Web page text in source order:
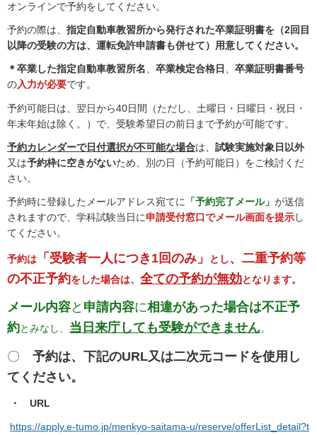
オンラインで予約をしてください。
予約の際は、 指定自動車教習所から発行された卒業証明書を（2回目
以降の受験の方は、運転免許申請書も併せて）用意してください。
＊卒業した指定自動車教習所名、 卒業検定合格日 、 卒業証明書番号
の入力が必要です。
予約可能日は、翌日から40日間（ただし、土曜日・日曜日・祝日・
年末年始は除く。）で、受験希望日の前日まで予約が可能です。
予約カレンダーで日付選択が不可能な場合は、 試験実施対象日以外
又は予約枠に空きがないため、別の日（予約可能日）をご検討くだ
さい。
予約時に登録したメールアドレス宛てに 「予約完了メール」 が送信
されますので、学科試験当日に申請受付窓口でメール画面を提示し
てください。
予約は 「受験者一人につき1回のみ」 とし、二重予約等
の不正予約をした場合は、 全ての予約が無効となります。
メール内容と 申請内容に相違があった場合は不正予
約とみなし、 当日来庁しても受験ができません。
〇 予約は、下記のURL又は二次元コードを使用し
てください。
・ URL
https://apply.e-tumo.jp/menkyo-saitama-u/reserve/offerList_detail?t